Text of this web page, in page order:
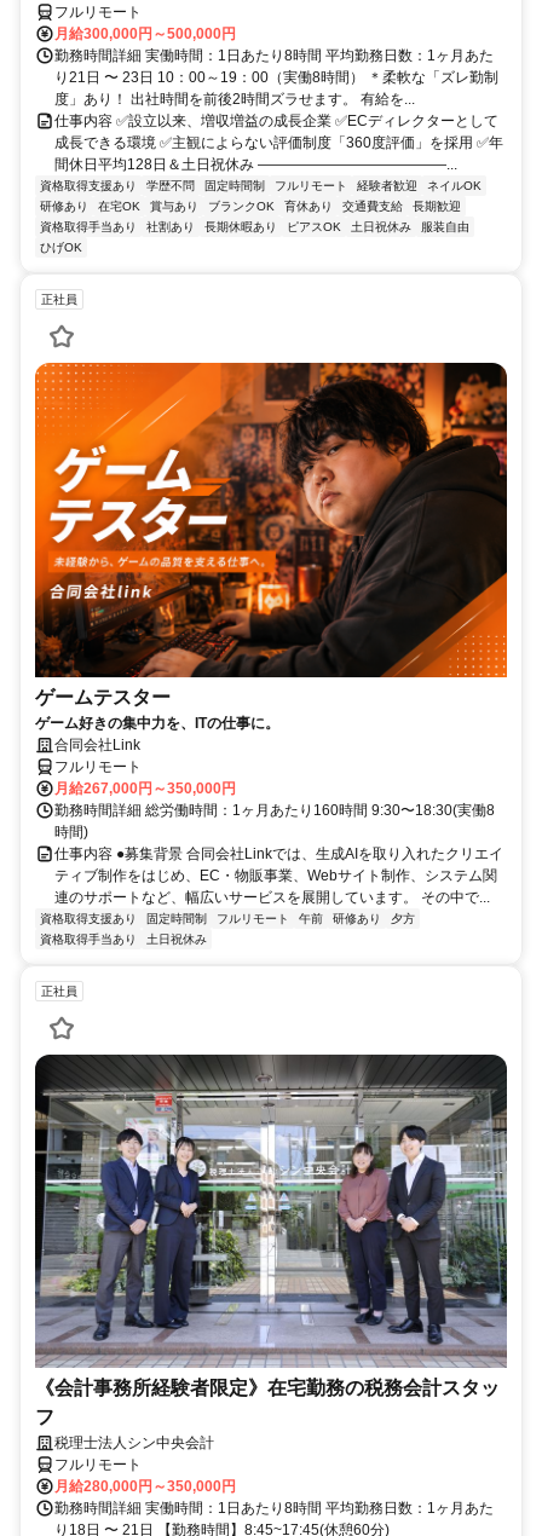
フルリモート
月給300,000円～500,000円
勤務時間詳細 実働時間：1日あたり8時間 平均勤務日数：1ヶ月あた
り21日 〜 23日 10：00～19：00（実働8時間） ＊柔軟な「ズレ勤制
度」あり！ 出社時間を前後2時間ズラせます。 有給を...
仕事内容 ✅設立以来、増収増益の成長企業 ✅ECディレクターとして
成長できる環境 ✅主観によらない評価制度「360度評価」を採用 ✅年
間休日平均128日＆土日祝休み ―――――――――――――...
資格取得支援あり 学歴不問 固定時間制 フルリモート 経験者歓迎
ネイルOK
研修あり
在宅OK 賞与あり ブランクOK 育休あり 交通費支給
長期歓迎
資格取得手当あり
社割あり 長期休暇あり ピアスOK 土日祝休み
服装自由
ひげOK
正社員
ゲームテスター
ゲーム好きの集中力を、ITの仕事に。
合同会社Link
フルリモート
月給267,000円～350,000円
勤務時間詳細 総労働時間：1ヶ月あたり160時間 9:30〜18:30(実働8
時間)
仕事内容 ●募集背景 合同会社Linkでは、生成AIを取り入れたクリエイ
ティブ制作をはじめ、EC・物販事業、Webサイト制作、システム関
連のサポートなど、幅広いサービスを展開しています。 その中で...
資格取得支援あり 固定時間制 フルリモート 午前 研修あり
夕方
資格取得手当あり
土日祝休み
正社員
《会計事務所経験者限定》在宅勤務の税務会計スタッ
フ
税理士法人シン中央会計
フルリモート
月給280,000円～350,000円
勤務時間詳細 実働時間：1日あたり8時間 平均勤務日数：1ヶ月あた
り18日 〜 21日 【勤務時間】8:45~17:45(休憩60分)